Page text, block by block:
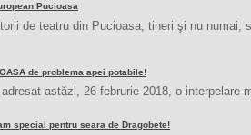
Pucioasa
de teatru din Pucioasa, tineri şi nu
de problema apei potabile!
astăzi, 26 februrie 2018, o
special pentru seara de Dragobete!